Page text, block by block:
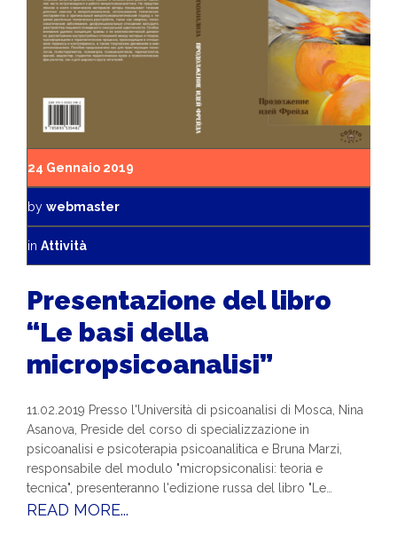
24 Gennaio 2019
by webmaster
in Attività
Presentazione del libro
“Le basi della
micropsicoanalisi”
11.02.2019 Presso l'Università di psicoanalisi di Mosca, Nina
Asanova, Preside del corso di specializzazione in
psicoanalisi e psicoterapia psicoanalitica e Bruna Marzi,
responsabile del modulo "micropsiconalisi: teoria e
tecnica", presenteranno l'edizione russa del libro "Le…
READ MORE...